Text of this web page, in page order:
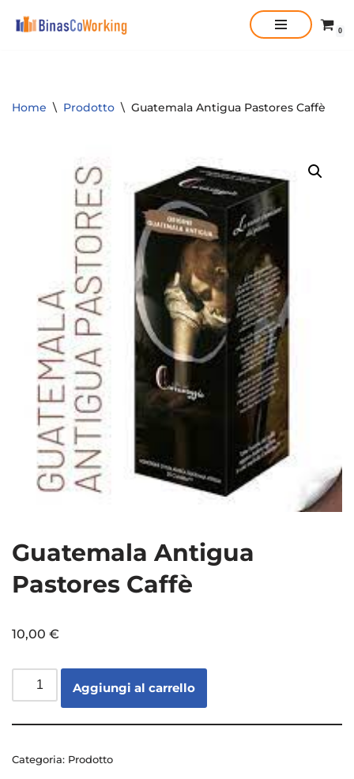
0
Home \ Prodotto \ Guatemala Antigua Pastores Caffè
Guatemala Antigua
Pastores Caffè
10,00 €
Aggiungi al carrello
Categoria: Prodotto